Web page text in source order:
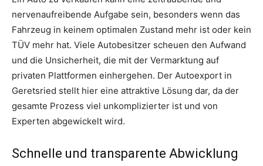
nervenaufreibende Aufgabe sein, besonders wenn das
Fahrzeug in keinem optimalen Zustand mehr ist oder kein
TÜV mehr hat. Viele Autobesitzer scheuen den Aufwand
und die Unsicherheit, die mit der Vermarktung auf
privaten Plattformen einhergehen. Der Autoexport in
Geretsried stellt hier eine attraktive Lösung dar, da der
gesamte Prozess viel unkomplizierter ist und von
Experten abgewickelt wird.
Schnelle und transparente Abwicklung